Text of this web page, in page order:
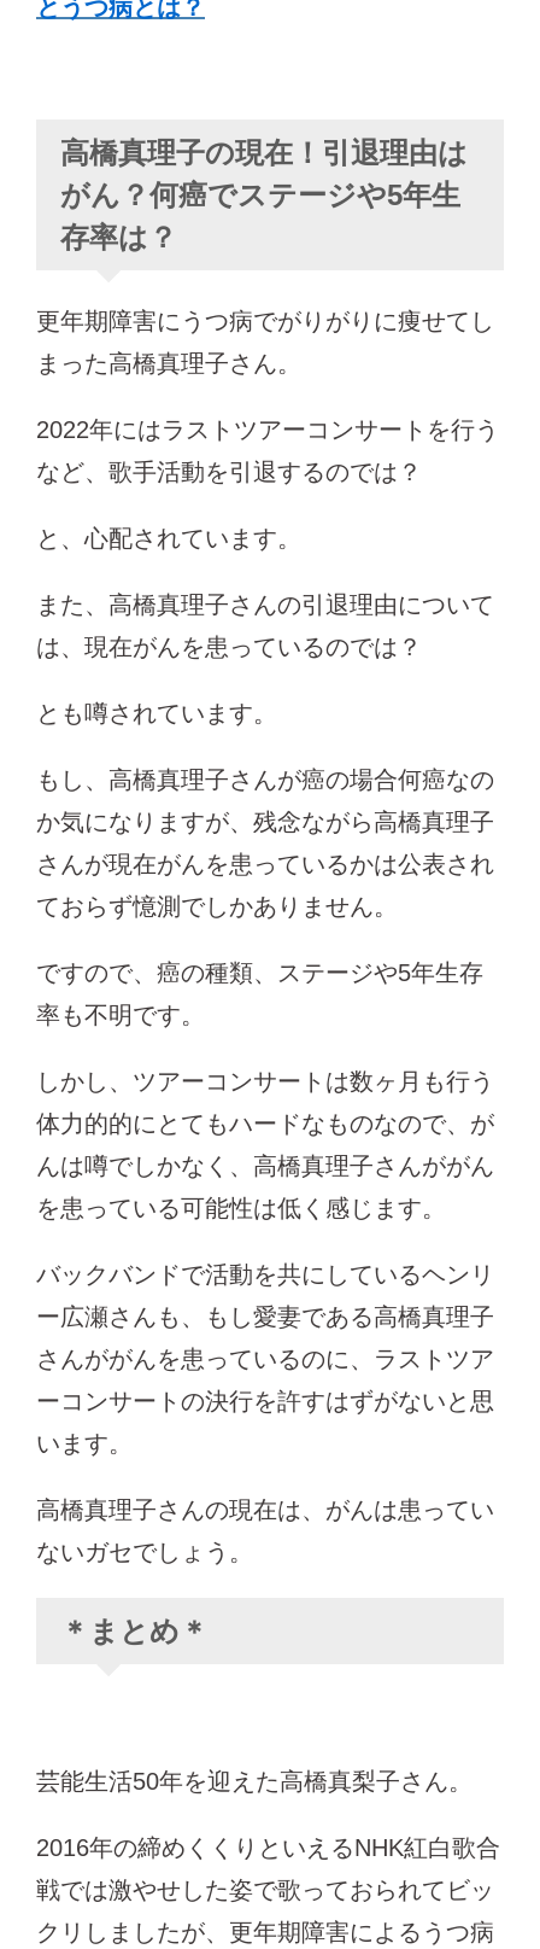
とうつ病とは？
高橋真理子の現在！引退理由は
がん？何癌でステージや5年生
存率は？
更年期障害にうつ病でがりがりに痩せてし
まった高橋真理子さん。
2022年にはラストツアーコンサートを行う
など、歌手活動を引退するのでは？
と、心配されています。
また、高橋真理子さんの引退理由について
は、現在がんを患っているのでは？
とも噂されています。
もし、高橋真理子さんが癌の場合何癌なの
か気になりますが、残念ながら高橋真理子
さんが現在がんを患っているかは公表され
ておらず憶測でしかありません。
ですので、癌の種類、ステージや5年生存
率も不明です。
しかし、ツアーコンサートは数ヶ月も行う
体力的的にとてもハードなものなので、が
んは噂でしかなく、高橋真理子さんががん
を患っている可能性は低く感じます。
バックバンドで活動を共にしているヘンリ
ー広瀬さんも、もし愛妻である高橋真理子
さんががんを患っているのに、ラストツア
ーコンサートの決行を許すはずがないと思
います。
高橋真理子さんの現在は、がんは患ってい
ないガセでしょう。
＊まとめ＊
芸能生活50年を迎えた高橋真梨子さん。
2016年の締めくくりといえるNHK紅白歌合
戦では激やせした姿で歌っておられてビッ
クリしましたが、更年期障害によるうつ病